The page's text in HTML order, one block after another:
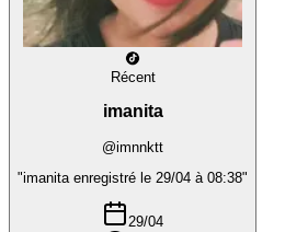
Récent
imanita
@imnnktt
"imanita enregistré le 29/04 à 08:38"
29/04